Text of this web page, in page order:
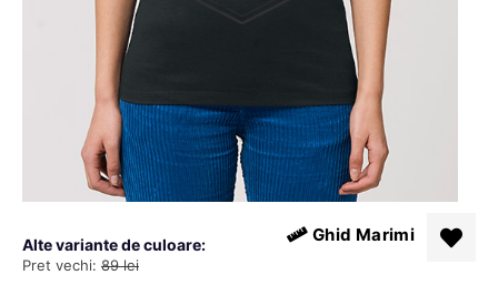
Pret vechi: 89 lei
Alte variante de culoare: Ghid Marimi